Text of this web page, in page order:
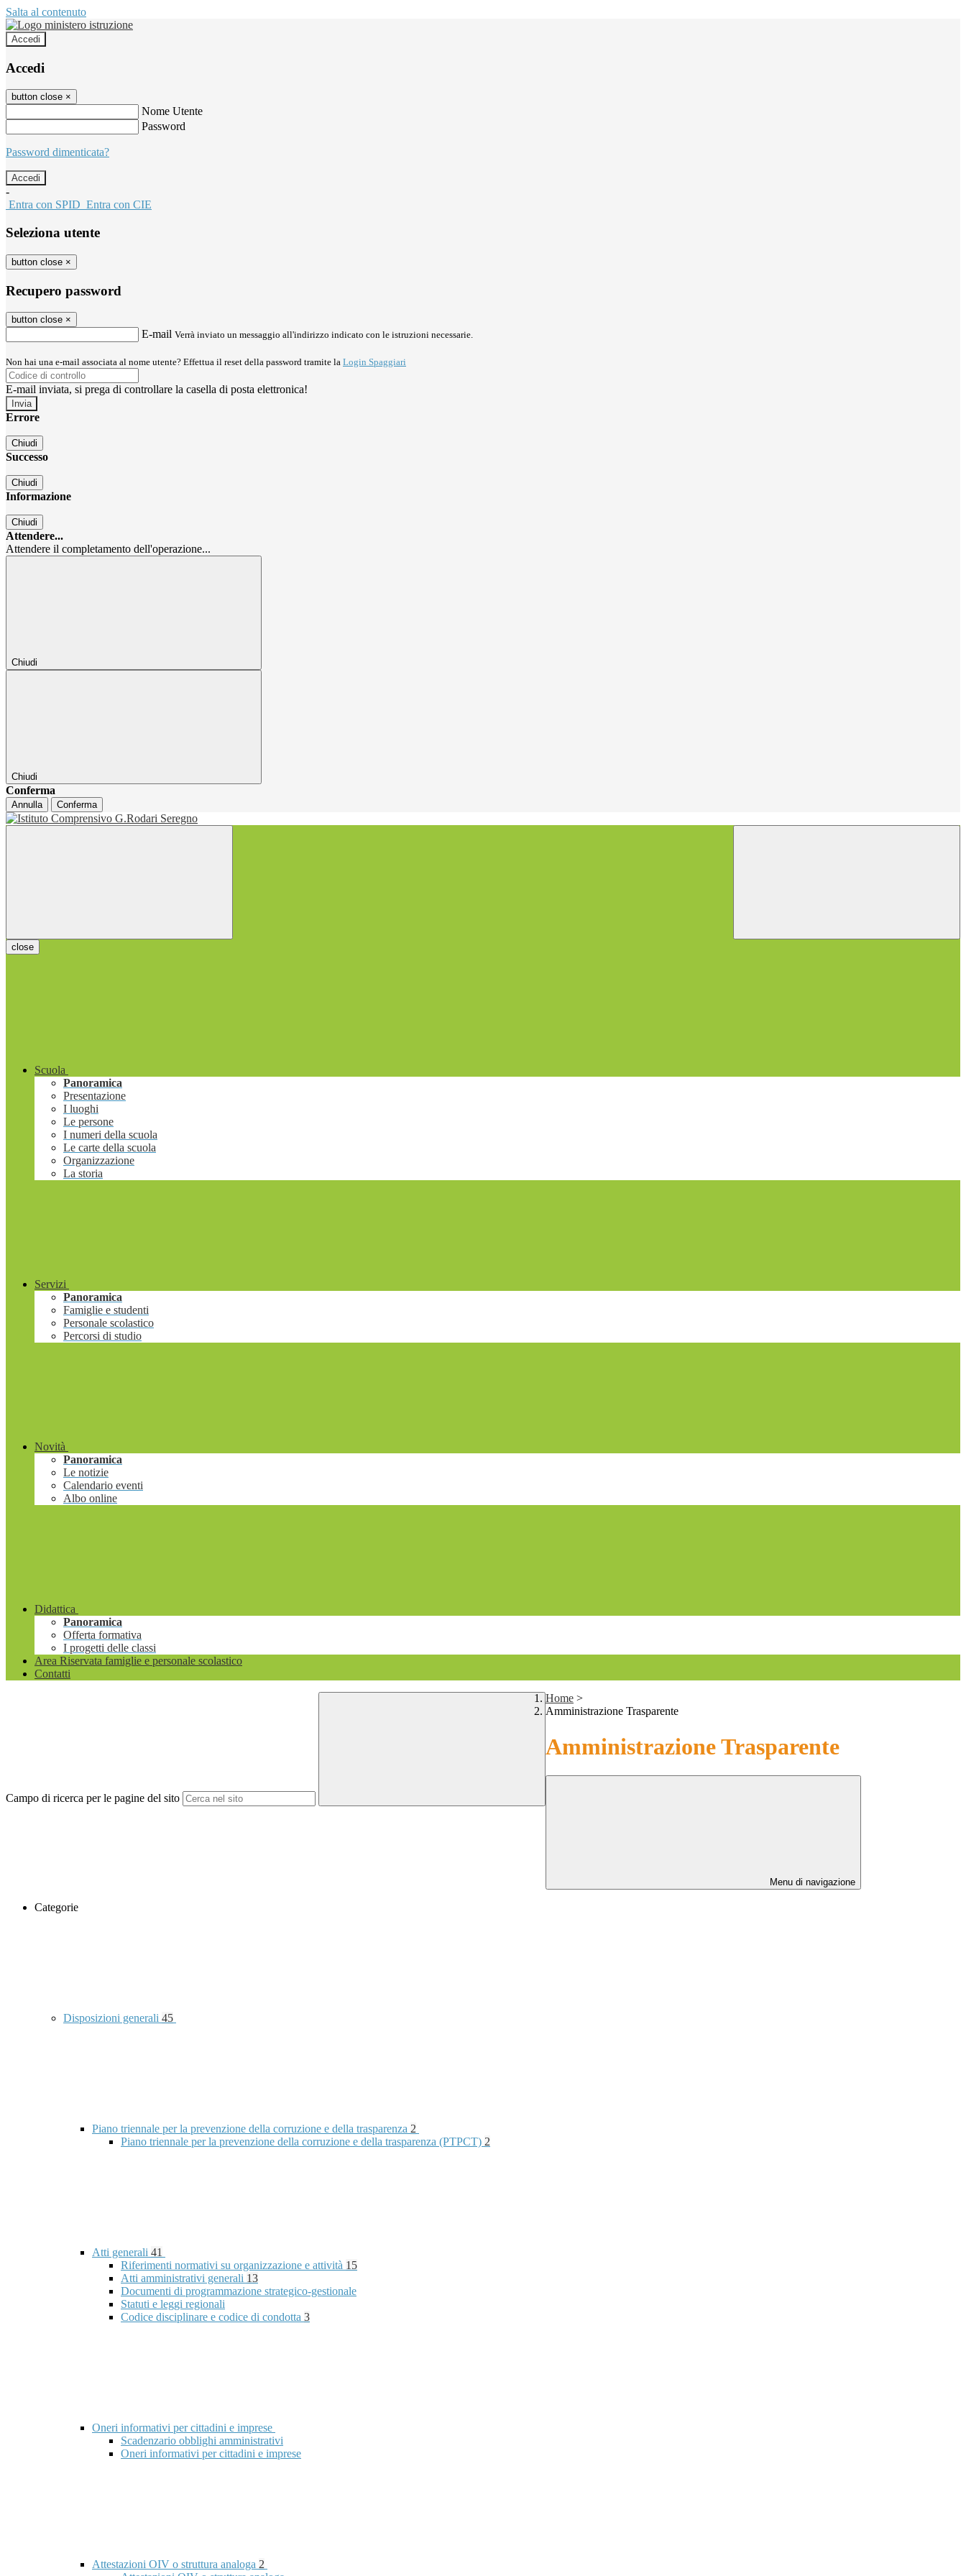
Salta al contenuto
Accedi
Accedi
button close ×
Nome Utente
Password
Password dimenticata?
-
Entra con SPID Entra con CIE
Seleziona utente
button close ×
Recupero password
button close ×
E-mail Verrà inviato un messaggio all'indirizzo indicato con le istruzioni necessarie.
Non hai una e-mail associata al nome utente? Effettua il reset della password tramite la Login Spaggiari
E-mail inviata, si prega di controllare la casella di posta elettronica!
Errore
Chiudi
Successo
Chiudi
Informazione
Chiudi
Attendere...
Attendere il completamento dell'operazione...
Chiudi
Chiudi
Conferma
Annulla Conferma
close
Scuola
Panoramica
Presentazione
I luoghi
Le persone
I numeri della scuola
Le carte della scuola
Organizzazione
La storia
Servizi
Panoramica
Famiglie e studenti
Personale scolastico
Percorsi di studio
Novità
Panoramica
Le notizie
Calendario eventi
Albo online
Didattica
Panoramica
Offerta formativa
I progetti delle classi
Area Riservata famiglie e personale scolastico
Contatti
Campo di ricerca per le pagine del sito
Home >
Amministrazione Trasparente
Amministrazione Trasparente
Menu di navigazione
Categorie
Disposizioni generali 45
Piano triennale per la prevenzione della corruzione e della trasparenza 2
Piano triennale per la prevenzione della corruzione e della trasparenza (PTPCT) 2
Atti generali 41
Riferimenti normativi su organizzazione e attività 15
Atti amministrativi generali 13
Documenti di programmazione strategico-gestionale
Statuti e leggi regionali
Codice disciplinare e codice di condotta 3
Oneri informativi per cittadini e imprese
Scadenzario obblighi amministrativi
Oneri informativi per cittadini e imprese
Attestazioni OIV o struttura analoga 2